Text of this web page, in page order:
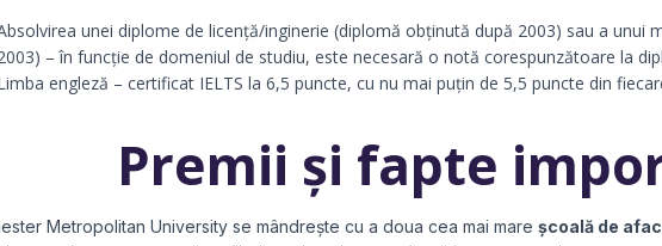
unei diplome de licență/inginerie (diplomă obținută după 2003) sau a unui
– în funcție de domeniul de studiu, este necesară o notă corespunzătoare la
engleză – certificat IELTS la 6,5 puncte, cu nu mai puțin de 5,5 puncte din
Premii și fapte
Metropolitan University se mândrește cu a doua cea mai mare școală de